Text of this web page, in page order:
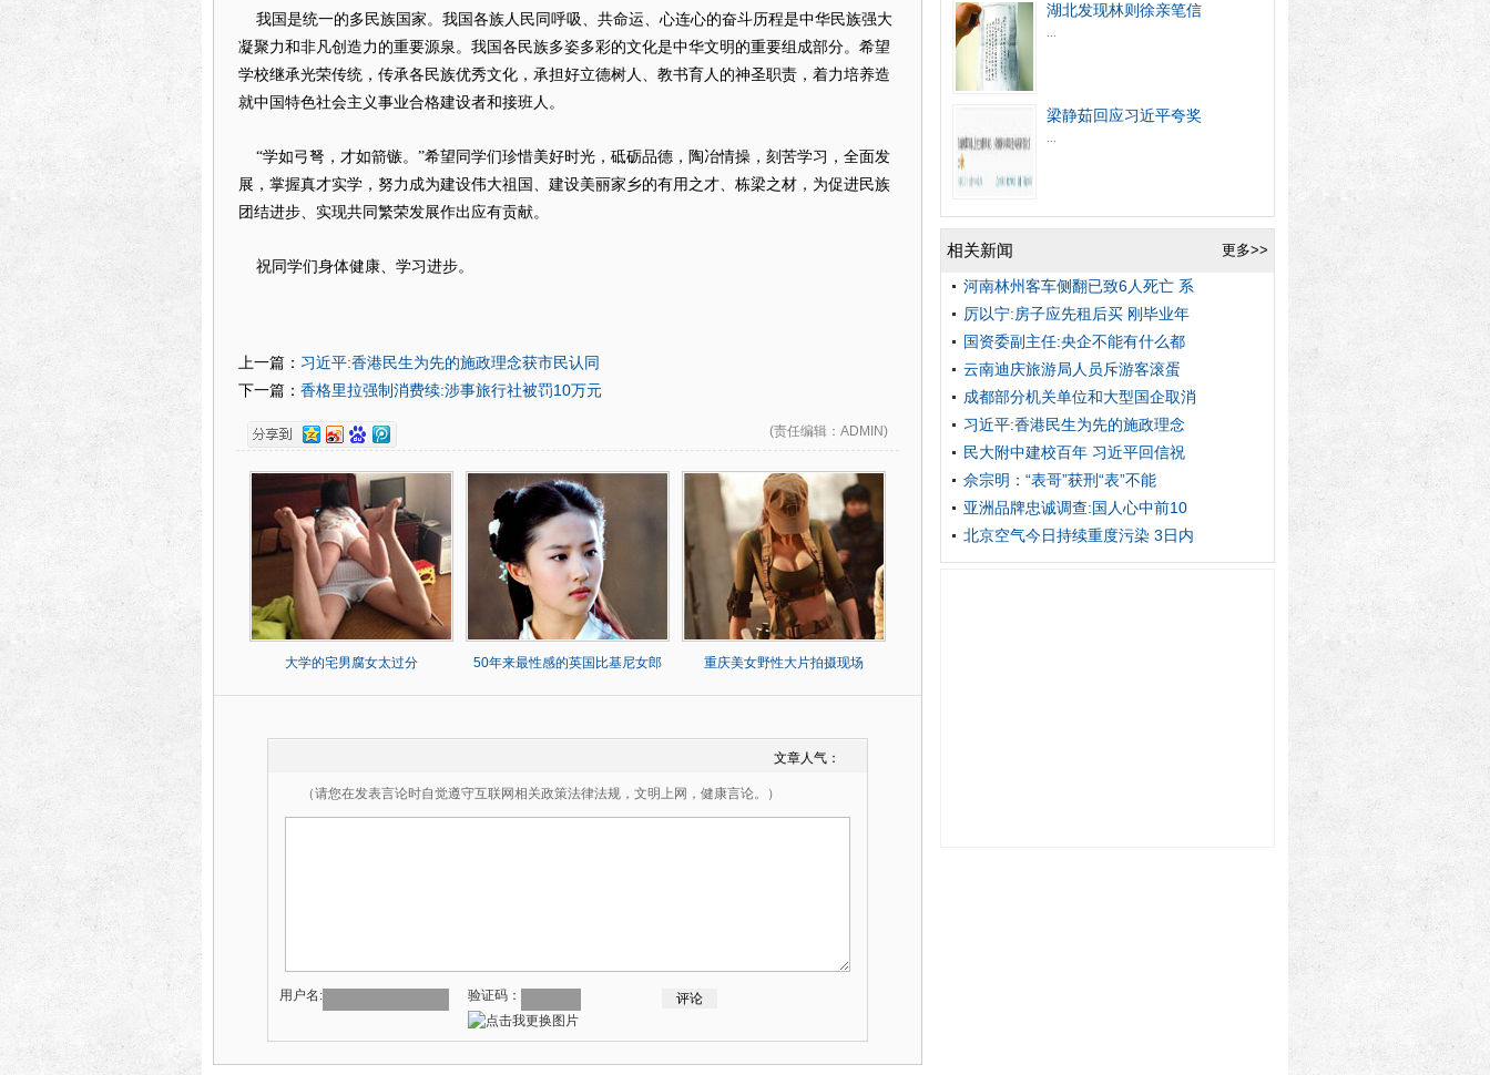
我国是统一的多民族国家。我国各族人民同呼吸、共命运、心连心的奋斗历程是中华民族强大
凝聚力和非凡创造力的重要源泉。我国各民族多姿多彩的文化是中华文明的重要组成部分。希望
学校继承光荣传统，传承各民族优秀文化，承担好立德树人、教书育人的神圣职责，着力培养造
就中国特色社会主义事业合格建设者和接班人。
“学如弓弩，才如箭镞。”希望同学们珍惜美好时光，砥砺品德，陶冶情操，刻苦学习，全面发
展，掌握真才实学，努力成为建设伟大祖国、建设美丽家乡的有用之才、栋梁之材，为促进民族
团结进步、实现共同繁荣发展作出应有贡献。
祝同学们身体健康、学习进步。
上一篇： 习近平:香港民生为先的施政理念获市民认同
下一篇： 香格里拉强制消费续:涉事旅行社被罚10万元
(责任编辑 ：ADMIN)
大学的宅男腐女太过分 50年来最性感的英国比基尼女郎 重庆美女野性大片拍摄现场
文章人气：
（请您在发表言论时自觉遵守互联网相关政策法律法规，文明上网，健康言论。）
用户名: 验证码：
湖北发现林则徐亲笔信
...
梁静茹回应习近平夸奖
...
更多>>
相关新闻
河南林州客车侧翻已致6人死亡 系
厉以宁:房子应先租后买 刚毕业年
国资委副主任:央企不能有什么都
云南迪庆旅游局人员斥游客滚蛋
成都部分机关单位和大型国企取消
习近平:香港民生为先的施政理念
民大附中建校百年 习近平回信祝
佘宗明：“表哥”获刑“表”不能
亚洲品牌忠诚调查:国人心中前10
北京空气今日持续重度污染 3日内